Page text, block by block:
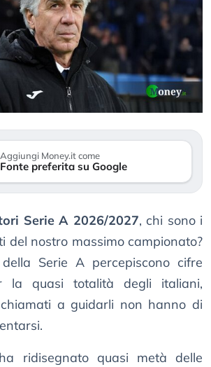
Aggiungi Money.it come
Fonte preferita su Google
Serie A 2026/2027, chi sono i
del nostro massimo campionato?
della Serie A percepiscono cifre
la quasi totalità degli italiani,
a guidarli non hanno di
ridisegnato quasi metà delle